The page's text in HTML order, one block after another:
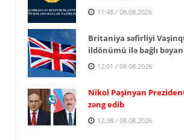
11:48 / 08.08.2026
Britaniya səfirliyi
ildönümü ilə bağlı
12:01 / 08.08.2026
Nikol Paşinyan
zəng edib
12:38 / 08.08.2026